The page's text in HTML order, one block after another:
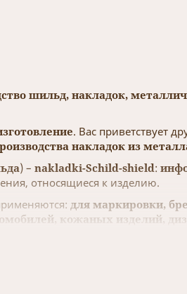
шильд, накладок,
. Вас приветствует
накладок из
) – nakladki-Schild-shield:
относящиеся к изделию.
для маркировки,
кожаных изделий,
продукции